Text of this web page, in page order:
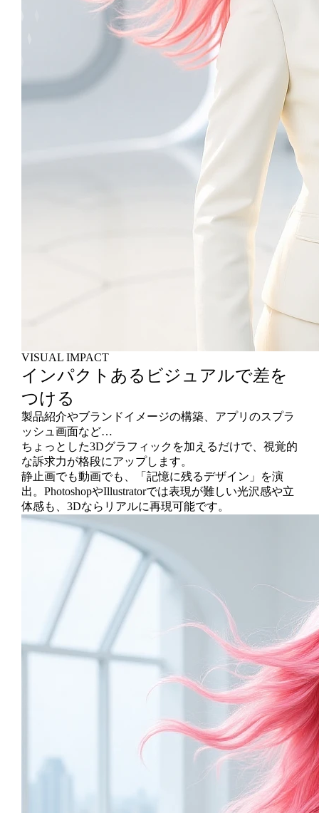
VISUAL IMPACT
インパクトあるビジュアルで差を
つける
製品紹介やブランドイメージの構築、アプリのスプラ
ッシュ画面など…
ちょっとした3Dグラフィックを加えるだけで、視覚的
な訴求力が格段にアップします。
静止画でも動画でも、「記憶に残るデザイン」を演
出。PhotoshopやIllustratorでは表現が難しい光沢感や立
体感も、3Dならリアルに再現可能です。